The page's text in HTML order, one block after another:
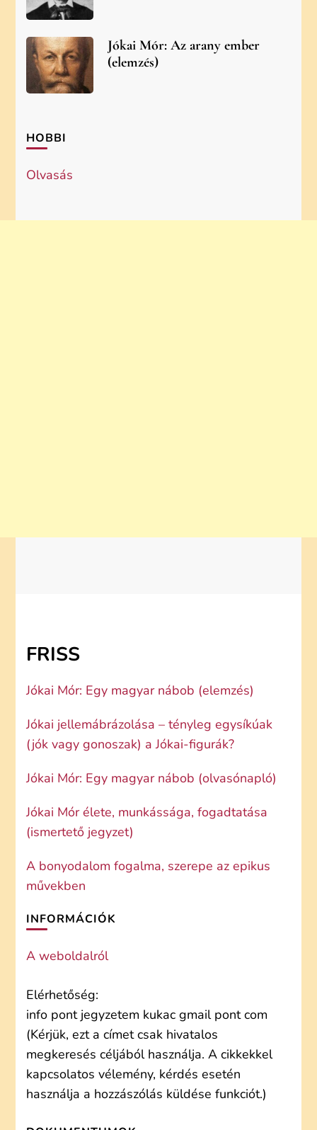
Jókai Mór: Az arany ember
(elemzés)
HOBBI
Olvasás
FRISS
Jókai Mór: Egy magyar nábob (elemzés)
Jókai jellemábrázolása – tényleg egysíkúak
(jók vagy gonoszak) a Jókai-figurák?
Jókai Mór: Egy magyar nábob (olvasónapló)
Jókai Mór élete, munkássága, fogadtatása
(ismertető jegyzet)
A bonyodalom fogalma, szerepe az epikus
művekben
INFORMÁCIÓK
A weboldalról
Elérhetőség:
info pont jegyzetem kukac gmail pont com
(Kérjük, ezt a címet csak hivatalos
megkeresés céljából használja. A cikkekkel
kapcsolatos vélemény, kérdés esetén
használja a hozzászólás küldése funkciót.)